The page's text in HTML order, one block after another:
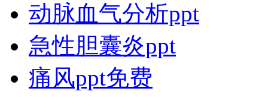
动脉血气分析ppt
急性胆囊炎ppt
痛风ppt免费